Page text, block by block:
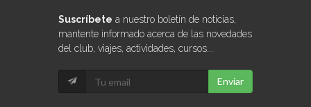
Suscríbete a nuestro boletín de noticias,
mantente informado acerca de las novedades
del club, viajes, actividades, cursos...
Enviar